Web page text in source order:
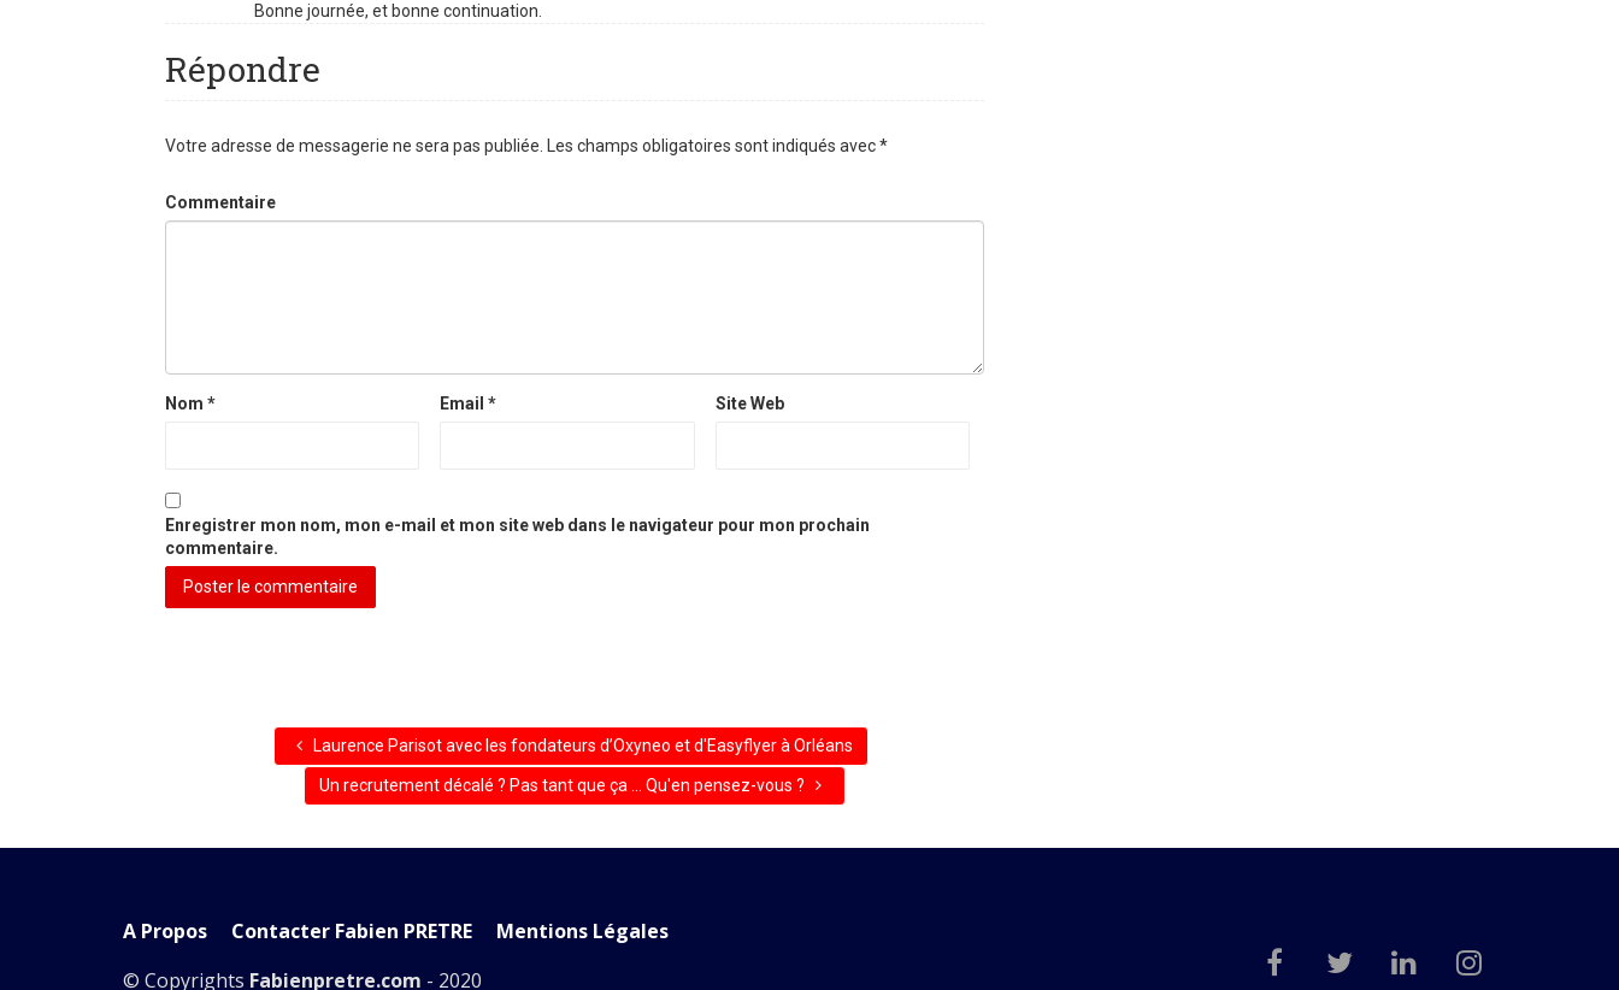
Bonne journée, et bonne continuation.
Répondre
Votre adresse de messagerie ne sera pas publiée. Les champs obligatoires sont indiqués avec*
Commentaire
Nom * Email* Site Web
Enregistrer mon nom, mon e-mail et mon site web dans le navigateur pour mon prochain
commentaire.
Laurence Parisot avec les fondateurs d’Oxyneo et d'Easyflyer à Orléans
Un recrutement décalé ? Pas tant que ça … Qu'en pensez-vous ?
A Propos Contacter Fabien PRETRE
Mentions Légales
© Copyrights Fabienpretre.com - 2020